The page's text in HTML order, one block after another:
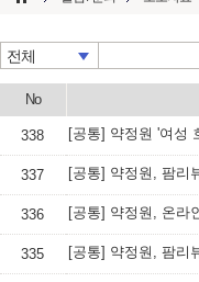
전체
No
338 [공통] 약정원 '여성
337 [공통] 약정원, 팜리
336 [공통] 약정원, 온라
335 [공통] 약정원, 팜리